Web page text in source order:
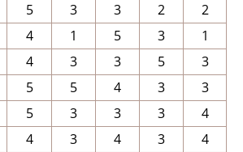
5 3 3 2 2
4 1 5 3 1
4 3 3 5 3
5 5 4 3 3
5 3 3 3 4
4 3 4 3 4